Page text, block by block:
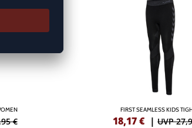
€
FIRST SEAMLESS KIDS
18,17€ |UVP